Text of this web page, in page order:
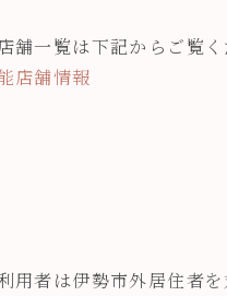
舗一覧は下記からご覧く
店舗情報
用者は伊勢市外居住者